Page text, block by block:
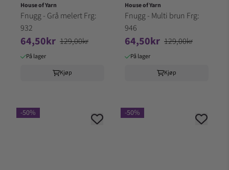
House of Yarn
Fnugg - Grå melert Frg:
932
64,50kr 129,00kr
På lager
Kjøp
House of Yarn
Fnugg - Multi brun Frg:
946
64,50kr 129,00kr
På lager
Kjøp
-50% -50%